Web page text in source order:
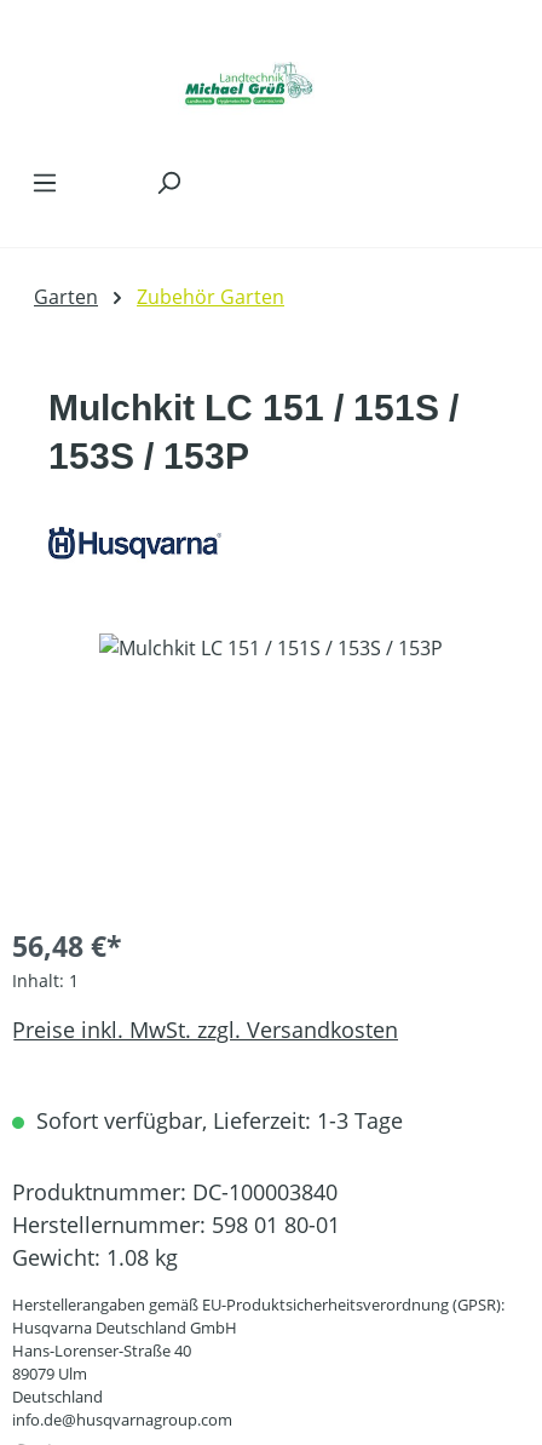
Garten Zubehör Garten
Mulchkit LC 151 / 151S /
153S / 153P
Bildergalerie überspringen
56,48 €*
Inhalt: 1
Preise inkl. MwSt. zzgl. Versandkosten
Sofort verfügbar, Lieferzeit: 1-3 Tage
Produktnummer: DC-100003840
Herstellernummer: 598 01 80-01
Gewicht: 1.08 kg
Herstellerangaben gemäß EU-Produktsicherheitsverordnung (GPSR):
Husqvarna Deutschland GmbH
Hans-Lorenser-Straße 40
89079 Ulm
Deutschland
info.de@husqvarnagroup.com